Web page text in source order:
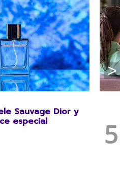
Sauvage Dior y
especial